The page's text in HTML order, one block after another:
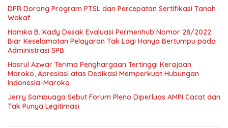
DPR Dorong Program PTSL dan Percepatan Sertifikasi Tanah
Wakaf
Hamka B. Kady Desak Evaluasi Permenhub Nomor 28/2022:
Biar Keselamatan Pelayaran Tak Lagi Hanya Bertumpu pada
Administrasi SPB
Hasrul Azwar Terima Penghargaan Tertinggi Kerajaan
Maroko, Apresiasi atas Dedikasi Memperkuat Hubungan
Indonesia-Maroko
Jerry Sambuaga Sebut Forum Pleno Diperluas AMPI Cacat dan
Tak Punya Legitimasi